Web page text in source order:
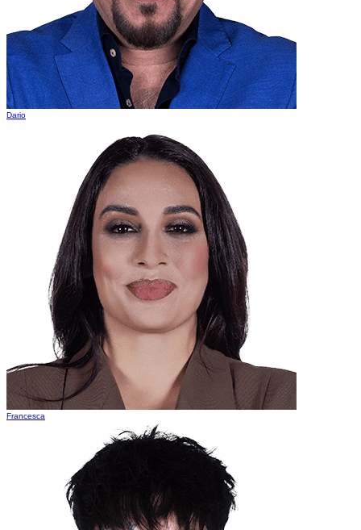
Dario
Francesca